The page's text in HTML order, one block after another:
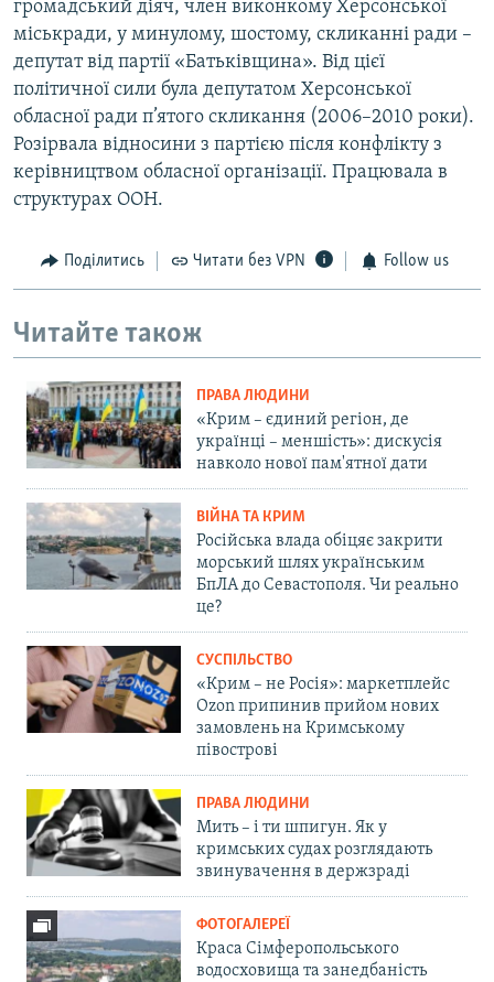
громадський діяч, член виконкому Херсонської
міськради, у минулому, шостому, скликанні ради –
депутат від партії «Батьківщина». Від цієї
політичної сили була депутатом Херсонської
обласної ради п’ятого скликання (2006–2010 роки).
Розірвала відносини з партією після конфлікту з
керівництвом обласної організації. Працювала в
структурах ООН.
Поділитись Читати без VPN Follow us
Читайте також
ПРАВА ЛЮДИНИ
«Крим – єдиний регіон, де
українці – меншість»: дискусія
навколо нової пам'ятної дати
ВІЙНА ТА КРИМ
Російська влада обіцяє закрити
морський шлях українським
БпЛА до Севастополя. Чи реально
це?
СУСПІЛЬСТВО
«Крим – не Росія»: маркетплейс
Ozon припинив прийом нових
замовлень на Кримському
півострові
ПРАВА ЛЮДИНИ
Мить – і ти шпигун. Як у
кримських судах розглядають
звинувачення в держзраді
ФОТОГАЛЕРЕЇ
Краса Сімферопольського
водосховища та занедбаність